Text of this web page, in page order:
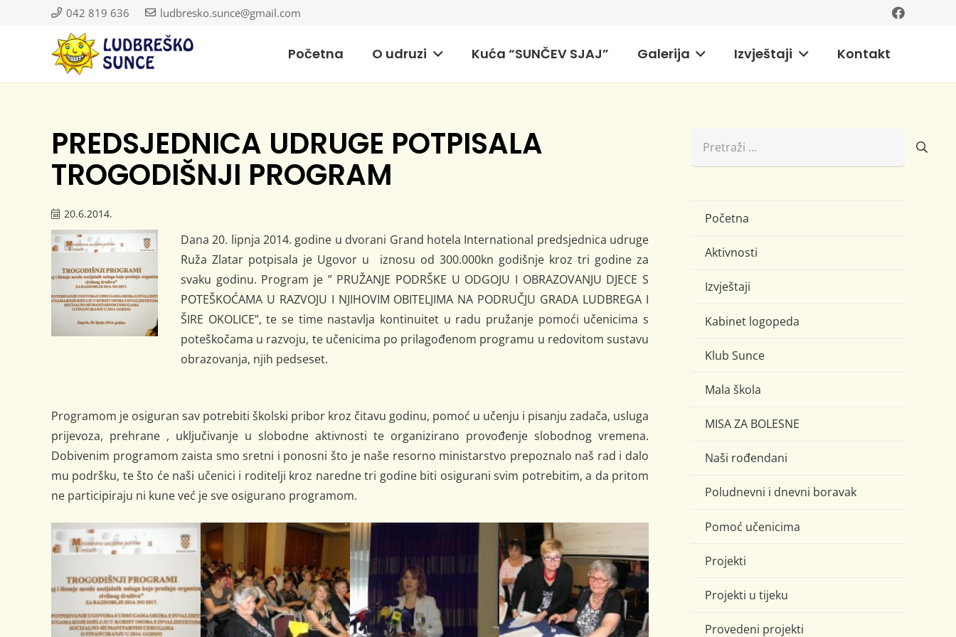
042 819 636 ludbresko.sunce@gmail.com
Početna O udruzi Kuća “SUNČEV SJAJ” Galerija Izvještaji Kontakt
PREDSJEDNICA UDRUGE POTPISALA
TROGODIŠNJI PROGRAM
20.6.2014.
Dana 20. lipnja 2014. godine u dvorani Grand hotela International predsjednica udruge
Ruža Zlatar potpisala je Ugovor u iznosu od 300.000kn godišnje kroz tri godine za
svaku godinu. Program je ” PRUŽANJE PODRŠKE U ODGOJU I OBRAZOVANJU DJECE S
POTEŠKOĆAMA U RAZVOJU I NJIHOVIM OBITELJIMA NA PODRUČJU GRADA LUDBREGA I
ŠIRE OKOLICE”, te se time nastavlja kontinuitet u radu pružanje pomoći učenicima s
poteškočama u razvoju, te učenicima po prilagođenom programu u redovitom sustavu
obrazovanja, njih pedseset.
Programom je osiguran sav potrebiti školski pribor kroz čitavu godinu, pomoć u učenju i pisanju zadača, usluga
prijevoza, prehrane , uključivanje u slobodne aktivnosti te organizirano provođenje slobodnog vremena.
Dobivenim programom zaista smo sretni i ponosni što je naše resorno ministarstvo prepoznalo naš rad i dalo
mu podršku, te što će naši učenici i roditelji kroz naredne tri godine biti osigurani svim potrebitim, a da pritom
ne participiraju ni kune već je sve osigurano programom.
Početna
Aktivnosti
Izvještaji
Kabinet logopeda
Klub Sunce
Mala škola
MISA ZA BOLESNE
Naši rođendani
Poludnevni i dnevni boravak
Pomoć učenicima
Projekti
Projekti u tijeku
Provedeni projekti